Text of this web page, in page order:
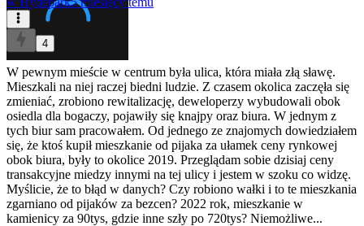
4
W pewnym mieście w centrum była ulica, która miała złą sławę.
Mieszkali na niej raczej biedni ludzie. Z czasem okolica zaczęła się
zmieniać, zrobiono rewitalizację, deweloperzy wybudowali obok
osiedla dla bogaczy, pojawiły się knajpy oraz biura. W jednym z
tych biur sam pracowałem. Od jednego ze znajomych dowiedziałem
się, że ktoś kupił mieszkanie od pijaka za ułamek ceny rynkowej
obok biura, były to okolice 2019. Przeglądam sobie dzisiaj ceny
transakcyjne miedzy innymi na tej ulicy i jestem w szoku co widzę.
Myślicie, że to błąd w danych? Czy robiono wałki i to te mieszkania
zgarniano od pijaków za bezcen? 2022 rok, mieszkanie w
kamienicy za 90tys, gdzie inne szły po 720tys? Niemożliwe...